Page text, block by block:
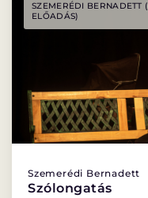
ELŐADÁSOK
SZEMERÉDI BERNADETT
ELŐADÁS)
Szemerédi Bernadett
Szólongatás